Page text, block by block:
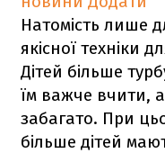
Натомість лише
якісної техніки
Дітей більше
їм важче вчити,
забагато. При
більше дітей